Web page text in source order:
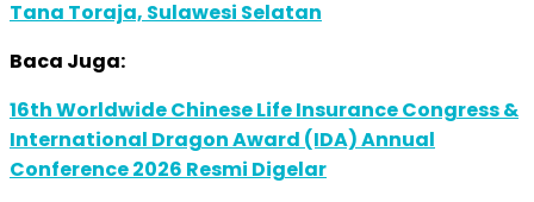
Tana Toraja, Sulawesi Selatan
Baca Juga:
16th Worldwide Chinese Life Insurance Congress &
International Dragon Award (IDA) Annual
Conference 2026 Resmi Digelar